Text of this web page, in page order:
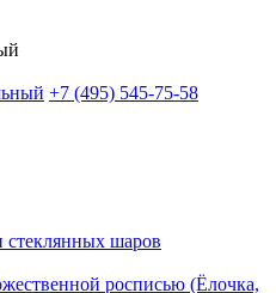
+7 (495) 545-75-58
шаров
росписью (Ёлочка,